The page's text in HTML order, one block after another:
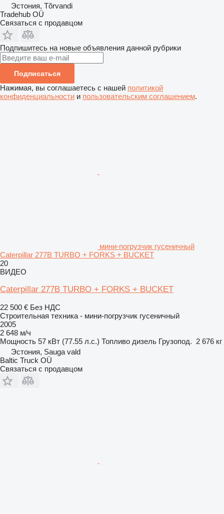
Эстония, Tõrvandi
Tradehub OÜ
Связаться с продавцом
Подпишитесь на новые объявления данной рубрики
Подписаться
Нажимая, вы соглашаетесь с нашей политикой
конфиденциальности и пользовательским соглашением.
мини-погрузчик гусеничный
Caterpillar 277B TURBO + FORKS + BUCKET
20
ВИДЕО
Caterpillar 277B TURBO + FORKS + BUCKET
22 500 € Без НДС
Строительная техника - мини-погрузчик гусеничный
2005
2 648 м/ч
Мощность 57 кВт (77.55 л.с.) Топливо дизель Грузопод. 2 676 кг
Эстония, Sauga vald
Baltic Truck OÜ
Связаться с продавцом